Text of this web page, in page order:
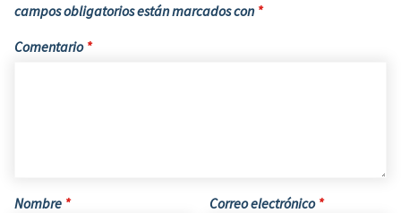
campos obligatorios están marcados con *
Comentario *
Nombre * Correo electrónico *